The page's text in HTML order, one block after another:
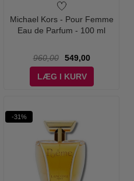
Michael Kors - Pour Femme
Eau de Parfum - 100 ml
960,00
549,00
LÆG I KURV
-31%